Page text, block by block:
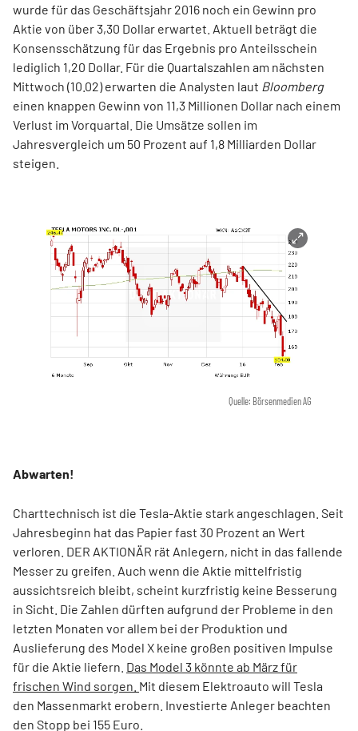
wurde für das Geschäftsjahr 2016 noch ein Gewinn pro
Aktie von über 3,30 Dollar erwartet. Aktuell beträgt die
Konsensschätzung für das Ergebnis pro Anteilsschein
lediglich 1,20 Dollar. Für die Quartalszahlen am nächsten
Mittwoch (10.02) erwarten die Analysten laut Bloomberg
einen knappen Gewinn von 11,3 Millionen Dollar nach einem
Verlust im Vorquartal. Die Umsätze sollen im
Jahresvergleich um 50 Prozent auf 1,8 Milliarden Dollar
steigen.
Quelle: Börsenmedien AG
Abwarten!
Charttechnisch ist die Tesla-Aktie stark angeschlagen. Seit
Jahresbeginn hat das Papier fast 30 Prozent an Wert
verloren. DER AKTIONÄR rät Anlegern, nicht in das fallende
Messer zu greifen. Auch wenn die Aktie mittelfristig
aussichtsreich bleibt, scheint kurzfristig keine Besserung
in Sicht. Die Zahlen dürften aufgrund der Probleme in den
letzten Monaten vor allem bei der Produktion und
Auslieferung des Model X keine großen positiven Impulse
für die Aktie liefern. Das Model 3 könnte ab März für
frischen Wind sorgen. Mit diesem Elektroauto will Tesla
den Massenmarkt erobern. Investierte Anleger beachten
den Stopp bei 155 Euro.